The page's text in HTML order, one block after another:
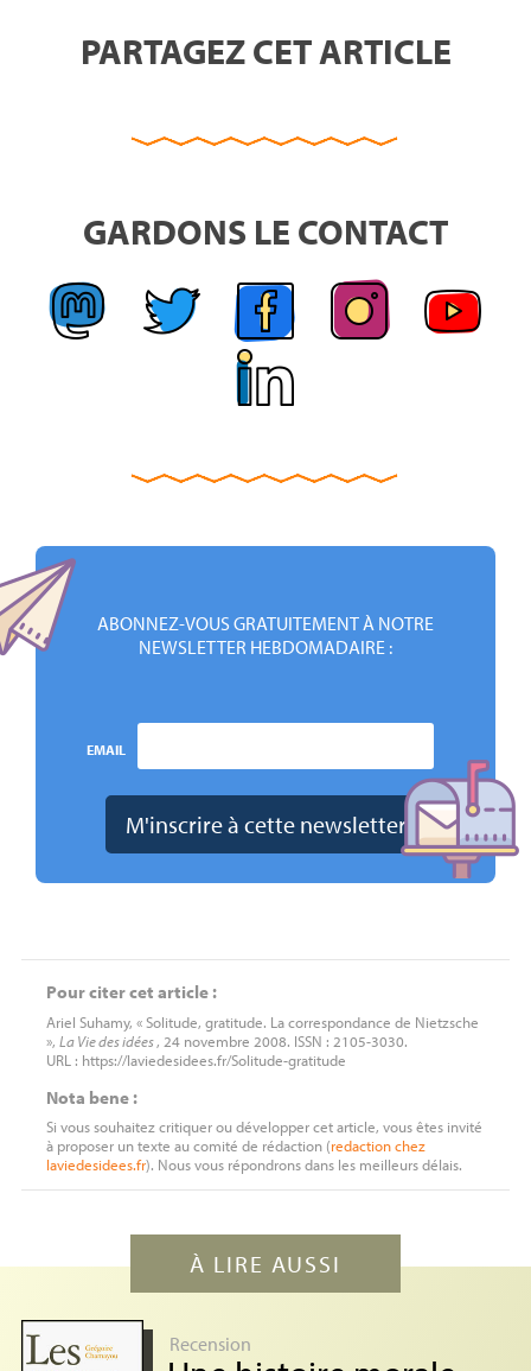
PARTAGEZ CET ARTICLE
GARDONS LE CONTACT
ABONNEZ-VOUS GRATUITEMENT À NOTRE
NEWSLETTER HEBDOMADAIRE :
EMAIL
Pour citer cet article :
Ariel Suhamy, « Solitude, gratitude. La correspondance de Nietzsche
», La Vie des idées, 24 novembre 2008. ISSN : 2105-3030.
URL : https://laviedesidees.fr/Solitude-gratitude
Nota bene :
Si vous souhaitez critiquer ou développer cet article, vous êtes invité
à proposer un texte au comité de rédaction (redactionchez
laviedesidees.fr). Nous vous répondrons dans les meilleurs délais.
À LIRE AUSSI
Recension